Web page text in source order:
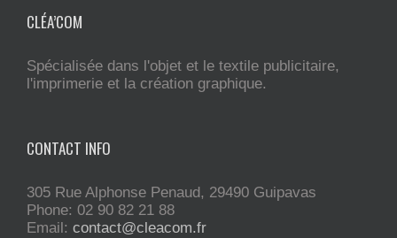
CLÉA’COM
Spécialisée dans l'objet et le textile publicitaire,
l'imprimerie et la création graphique.
CONTACT INFO
305 Rue Alphonse Penaud, 29490 Guipavas
Phone: 02 90 82 21 88
Email: contact@cleacom.fr